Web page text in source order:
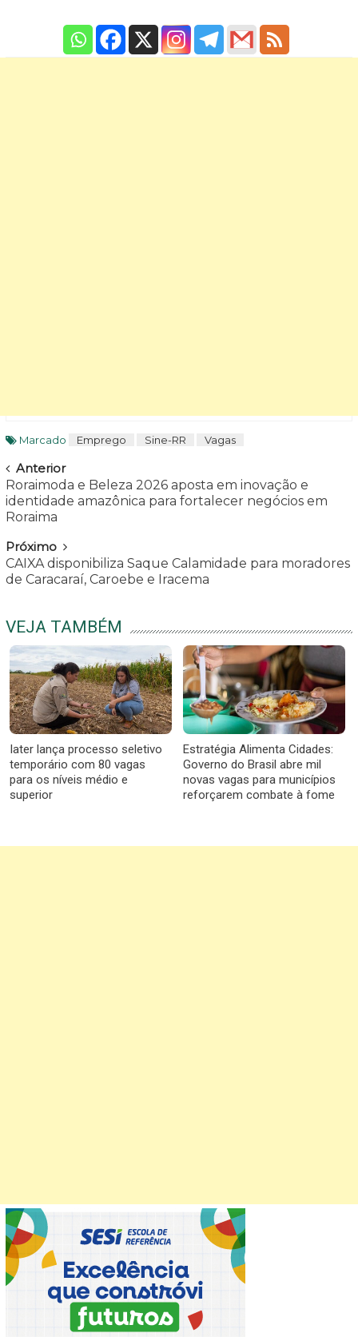
Marcado Emprego Sine-RR Vagas
Navegar
Anterior
Roraimoda e Beleza 2026 aposta em inovação e
identidade amazônica para fortalecer negócios em
Roraima
Próximo
CAIXA disponibiliza Saque Calamidade para moradores
de Caracaraí, Caroebe e Iracema
VEJA TAMBÉM
Iater lança processo seletivo
temporário com 80 vagas
para os níveis médio e
superior
Estratégia Alimenta Cidades:
Governo do Brasil abre mil
novas vagas para municípios
reforçarem combate à fome